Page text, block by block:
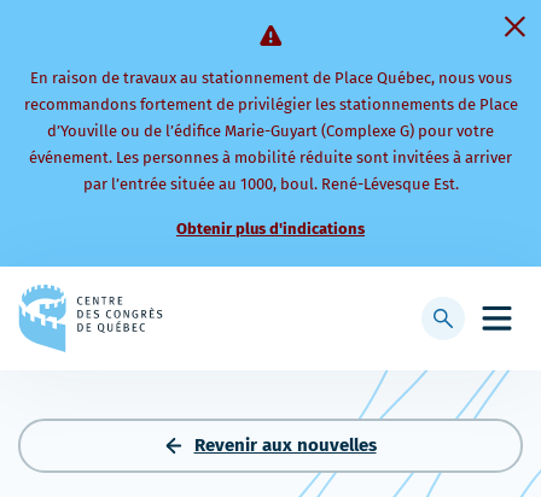
En raison de travaux au stationnement de Place Québec, nous vous
recommandons fortement de privilégier les stationnements de Place
d’Youville ou de l’édifice Marie-Guyart (Complexe G) pour votre
événement. Les personnes à mobilité réduite sont invitées à arriver
par l’entrée située au 1000, boul. René-Lévesque Est.
Obtenir plus d'indications
à
menu
Afficher
barre
de
recherche
Revenir aux nouvelles